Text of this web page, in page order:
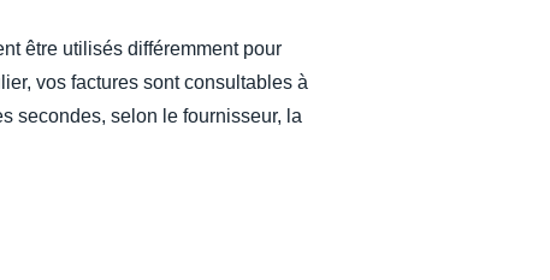
être utilisés différemment pour
vos factures sont consultables à
secondes, selon le fournisseur, la